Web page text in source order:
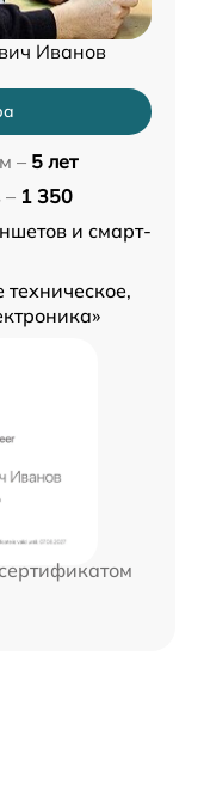
Иванов
– 5 лет
1 350
и смарт-